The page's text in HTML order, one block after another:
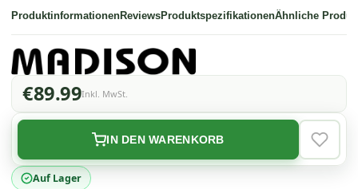
ProduktinformationenReviewsProduktspezifikationenÄhnliche
€89.99Inkl. MwSt.
Auf Lager
IN DEN WARENKORB